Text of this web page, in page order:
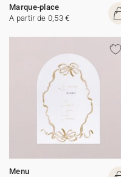
Marque-place
A partir de 0,53 €
Menu